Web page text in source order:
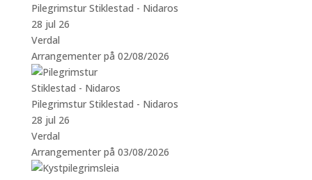
Pilegrimstur Stiklestad - Nidaros
28 jul 26
Verdal
Arrangementer på 02/08/2026
Pilegrimstur Stiklestad - Nidaros
28 jul 26
Verdal
Arrangementer på 03/08/2026